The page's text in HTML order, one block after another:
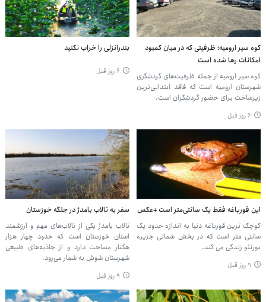
کوه سیر ارومیه؛ ظرفیتی که در میان کمبود
امکانات رها شده است
کوه سیر ارومیه از جمله ظرفیت‌های گردشگری
شهرستان ارومیه است که فاقد ابتدایی‌ترین
زیرساخت برای حضور گردشگران است.
۶ روز قبل
بندرانزلی را خراب نکنید
۶ روز قبل
این قورباغه فقط یک سانتی‌متر است +عکس
کوچک ترین قورباغه دنیا به اندازه حدود یک
سانتی متر است که در بخش شمالی جزیره
بورنئو زندگی می کند.
۹ روز قبل
سفر به تالاب بامدژ در جلگه خوزستان
تالاب بامدژ یکی از تالاب‌های مهم و ارزشمند
استان خوزستان است که حدود چهار هزار
هکتار مساحت دارد و از جاذبه‌های طبیعی
شهرستان شوش به شمار می‌رود.
۹ روز قبل